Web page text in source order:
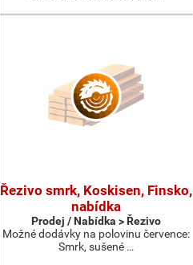
Řezivo smrk, Koskisen, Finsko,
nabídka
Prodej / Nabídka > Řezivo
Možné dodávky na polovinu července:
Smrk, sušené …